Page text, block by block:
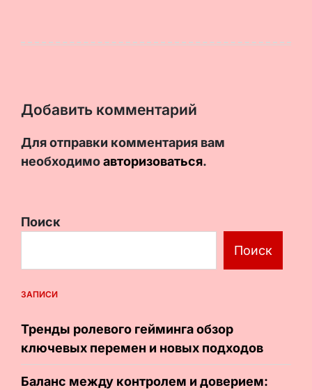
Добавить комментарий
Для отправки комментария вам
необходимоавторизоваться.
Поиск
Поиск
ЗАПИСИ
Тренды ролевого гейминга обзор
ключевых перемен и новых подходов
Баланс между контролем и доверием: